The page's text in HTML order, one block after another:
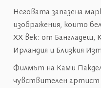
Неговата запазена
изображения, които
ХХ век: от Бангладеш,
Ирландия и Близкия
Филмът на Ками
чувствителен артист